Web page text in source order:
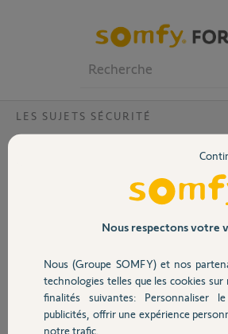
Volet
Sécurité
Domotique
LES SUJETS SÉCURITÉ
Comment arrêter un
sur la centrale d'une alarme
Je dispose d'une alarme protexial installée il y
jour j'ai un sifflement permanant au niveau
Internet, et l'état du systeme est Ok : pile,
Merci de m'indiquer comment la procedure à
sifflement particulierement gênant.
Nous respectons votre
Nous (Groupe SOMFY) et nos
technologies telles que les cookies
finalités suivantes: Personnaliser
publicités, offrir une expérience
notre trafic.